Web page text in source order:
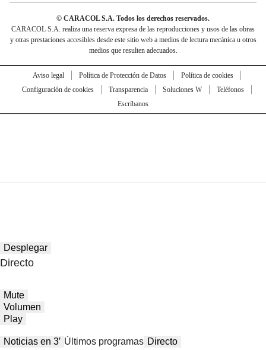
© CARACOL S.A. Todos los derechos reservados.
CARACOL S.A. realiza una reserva expresa de las reproducciones y usos de las obras
y otras prestaciones accesibles desde este sitio web a medios de lectura mecánica u otros
medios que resulten adecuados.
Aviso legal Política de Protección de Datos
Política de cookies
Configuración de cookies
Transparencia Soluciones W
Teléfonos
Escríbanos
Desplegar
Directo
Mute
Volumen
Play
Noticias en 3′ Últimos programas Directo